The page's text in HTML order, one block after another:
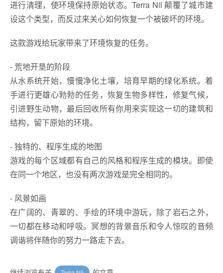
进行清理，使环境保持原始状态。Terra Nil 颠覆了城市建
设这个类型，而反过来关心如何恢复一个被破坏的环境。
这款游戏给玩家带来了环境恢复的任务。
- 荒地开垦的阶段
从水系统开始，慢慢净化土壤，培育早期的绿化系统。着
手进行更雄心勃勃的任务，恢复生物多样性，修复气候，
引进野生动物，最后回收所有你用来实现这一切的建筑和
结构，留下原始的环境。
- 独特的、程序生成的地图
游戏的每个区域都有自己的风格和程序生成的模块。即使
在同一个地区，也没有两次游戏是完全相同的。
- 风景如画
在广阔的、青翠的、手绘的环境中游玩，除了岩石之外，
一切都在移动和呼吸。冥想的背景音乐和令人惊叹的音频
调谐将伴随你的努力一路走下去。